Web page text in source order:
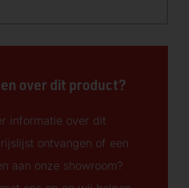
over dit product?
informatie over dit
ontvangen of een
aan onze showroom?